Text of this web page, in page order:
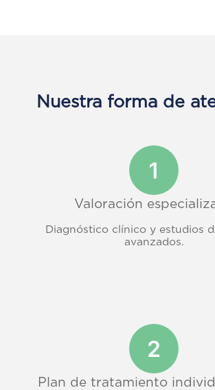
Nuestra forma de
Valoración
Diagnóstico clínico y estudios
avanzados.
Plan de tratamiento